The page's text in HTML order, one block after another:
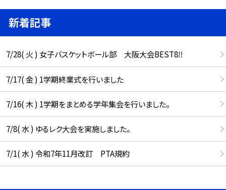
新着記事
7/28( 火 ) 女子バスケットボール部 大阪大会BEST8‼︎
7/17( 金 ) 1学期終業式を行いました
7/16( 木 ) 1学期をまとめる学年集会を行いました。
7/8( 水 ) ゆるレク大会を実施しました。
7/1( 水 ) 令和7年11月改訂 PTA規約